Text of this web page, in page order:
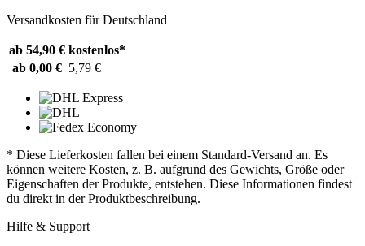
Versandkosten für Deutschland
ab 54,90 € kostenlos*
ab 0,00 € 5,79 €
* Diese Lieferkosten fallen bei einem Standard-Versand an. Es
können weitere Kosten, z. B. aufgrund des Gewichts, Größe oder
Eigenschaften der Produkte, entstehen. Diese Informationen findest
du direkt in der Produktbeschreibung.
Hilfe & Support